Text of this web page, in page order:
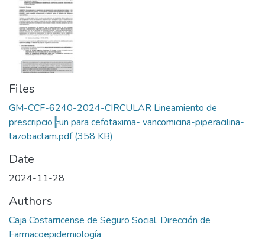
Files
GM-CCF-6240-2024-CIRCULAR Lineamiento de
prescripcio╠ün para cefotaxima- vancomicina-piperacilina-
tazobactam.pdf(358 KB)
Date
2024-11-28
Authors
Caja Costarricense de Seguro Social. Dirección de
Farmacoepidemiología